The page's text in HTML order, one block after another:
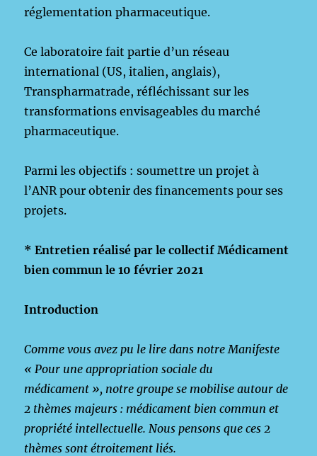
réglementation pharmaceutique.
Ce laboratoire fait partie d’un réseau
international (US, italien, anglais),
Transpharmatrade, réfléchissant sur les
transformations envisageables du marché
pharmaceutique.
Parmi les objectifs : soumettre un projet à
l’ANR pour obtenir des financements pour ses
projets.
*Entretien réalisé par le collectif Médicament
bien commun le 10 février 2021
Introduction
Comme vous avez pu le lire dans notre Manifeste
« Pour une appropriation sociale du
médicament », notre groupe se mobilise autour de
2 thèmes majeurs : médicament bien commun et
propriété intellectuelle. Nous pensons que ces 2
thèmes sont étroitement liés.